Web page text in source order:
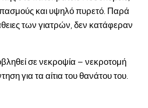
και υψηλό πυρετό. Παρά
των γιατρών, δεν κατάφεραν
σε νεκροψία – νεκροτομή
για τα αίτια του θανάτου του.